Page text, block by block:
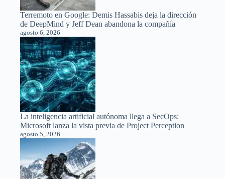
Terremoto en Google: Demis Hassabis deja la dirección
de DeepMind y Jeff Dean abandona la compañía
agosto 6, 2026
La inteligencia artificial autónoma llega a SecOps:
Microsoft lanza la vista previa de Project Perception
agosto 5, 2026